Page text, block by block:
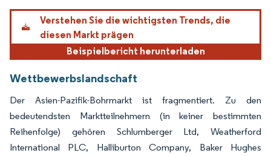
Bild © Mordor Intelligence. Wiederverwendung erfordert Namensnennung gemäß
Verstehen Sie die wichtigsten Trends, die
diesen Markt prägen
Beispielbericht herunterladen
Wettbewerbslandschaft
Der Asien-Pazifik-Bohrmarkt ist fragmentiert. Zu den
bedeutendsten Marktteilnehmern (in keiner bestimmten
Reihenfolge) gehören Schlumberger Ltd, Weatherford
International PLC, Halliburton Company, Baker Hughes